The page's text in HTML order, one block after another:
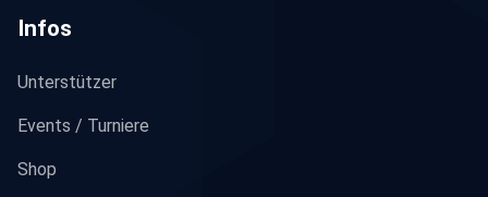
Infos
Unterstützer
Events / Turniere
Shop